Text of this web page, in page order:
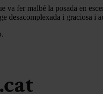
va fer malbé la posada en
desacomplexada i graciosa i